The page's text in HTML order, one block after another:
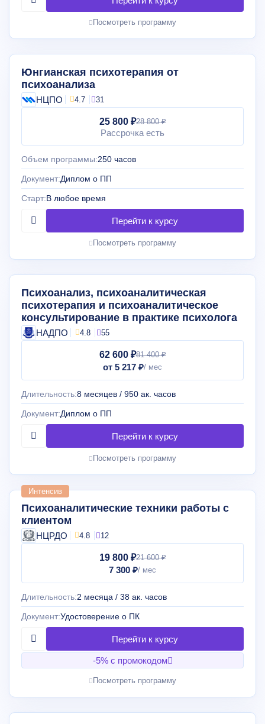
Посмотреть программу
Юнгианская психотерапия от
психоанализа
НЦПО 4.7 31
25 800 ₽28 800 ₽
Рассрочка есть
Объем программы:250 часов
Документ:Диплом о ПП
Старт:В любое время
Посмотреть программу
Психоанализ, психоаналитическая
психотерапия и психоаналитическое
консультирование в практике психолога
НАДПО 4.8 55
62 600 ₽81 400 ₽
от 5 217 ₽
Длительность:8 месяцев / 950 ак. часов
Документ:Диплом о ПП
Посмотреть программу
Интенсив
Психоаналитические техники работы с
клиентом
НЦРДО 4.8 12
19 800 ₽21 600 ₽
7 300 ₽
Длительность:2 месяца / 38 ак. часов
Документ:Удостоверение о ПК
-5% с промокодом
Посмотреть программу